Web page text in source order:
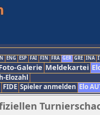
ENG ESP FAI FIN FRA GER GRE INA
Galerie Meldekartei
Elozahl
FIDE Spieler anmelden Elo